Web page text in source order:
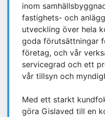
inom
fastighets- och
utveckling över hela
goda förutsättningar
företag, och vår
servicegrad och ett
vår tillsyn och
Med ett starkt
göra Gislaved till en